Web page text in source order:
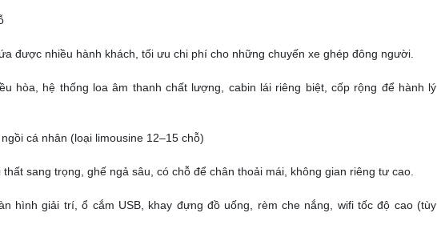
được nhiều hành khách, tối ưu chi phí cho những chuyến xe ghép đông người.
hòa, hệ thống loa âm thanh chất lượng, cabin lái riêng biệt, cốp rộng để hành lý
cá nhân (loại limousine 12–15 chỗ)
thất sang trọng, ghế ngả sâu, có chỗ để chân thoải mái, không gian riêng tư cao.
hình giải trí, ổ cắm USB, khay đựng đồ uống, rèm che nắng, wifi tốc độ cao (tùy